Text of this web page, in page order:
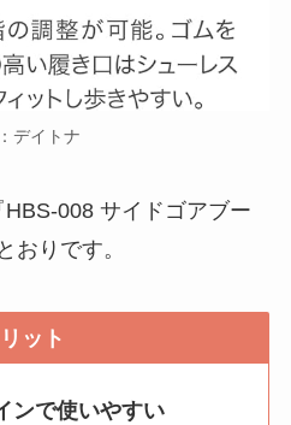
デイトナ
008 サイドゴアブー
おりです。
ット
ンで使いやすい